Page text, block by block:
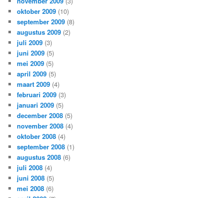
oktober 2009 (10)
september 2009 (8)
augustus 2009 (2)
juli 2009 (3)
juni 2009 (5)
mei 2009 (5)
april 2009 (5)
maart 2009 (4)
februari 2009 (3)
januari 2009 (5)
december 2008 (5)
november 2008 (4)
oktober 2008 (4)
september 2008 (1)
augustus 2008 (6)
juli 2008 (4)
juni 2008 (5)
mei 2008 (6)